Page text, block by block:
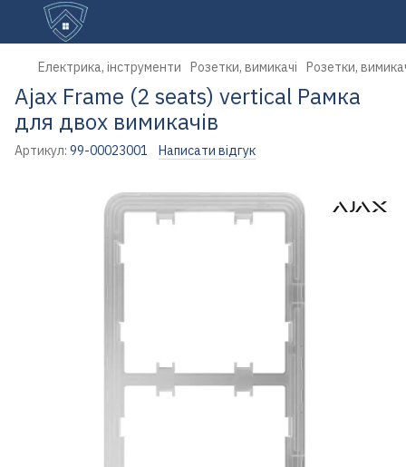
Електрика, інструменти Розетки, вимикачі Розетки,
Ajax Frame (2 seats) vertical Рамка
для двох вимикачів
Артикул: 99-00023001 Написати відгук